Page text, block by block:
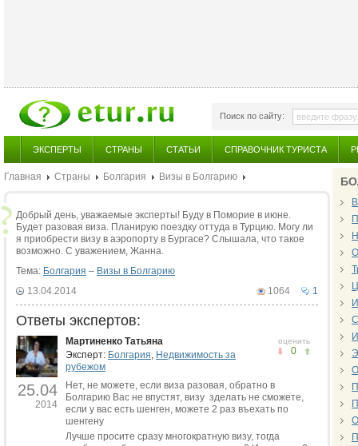
Поиск по сайту:
ЭКСПЕРТЫ СТРАНЫ СТАТЬИ СПРАВОЧНИК ТУРИСТА
Главная Страны Болгария Визы в Болгарию
Добрый день, уважаемые эксперты! Буду в Поморие в июне.
Будет разовая виза. Планирую поездку оттуда в Турцию. Могу ли
я приобрести визу в аэропорту в Бургасе? Слышала, что такое
возможно. С уважением, Жанна.
Тема: Болгария – Визы в Болгарию
1
1064
13.04.2014
Ответы экспертов:
25.04
2014
оценить
0
Мартиненко Татьяна
Эксперт: Болгария, Недвижимость за
рубежом
Нет, не можете, если виза разовая, обратно в
Болгарию Вас не впустят, визу зделать не сможете,
если у вас есть шенген, можете 2 раз въехать по
шенгену
Лучше просите сразу многократную визу, тогда